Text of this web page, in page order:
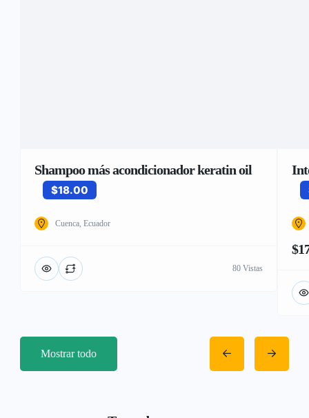
Shampoo más acondicionador keratin oil
$18.00
Cuenca, Ecuador
80 Vistas
Mostrar todo